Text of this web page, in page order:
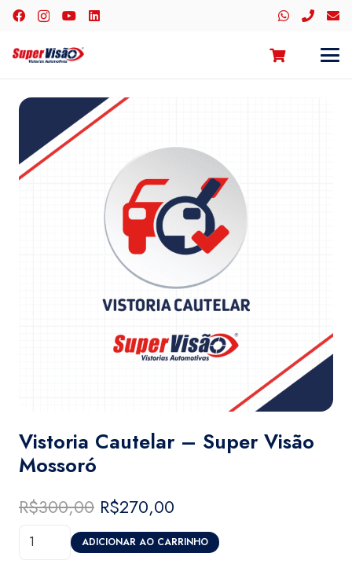
Vistoria Cautelar – Super Visão
Mossoró
R$300,00 O
preço
original
R$270,00
preço
atual
Vistoria
ADICIONAR AO CARRINHO